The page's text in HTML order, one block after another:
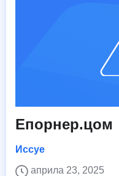
Епорнер.цом
Иссуе
априла 23, 2025